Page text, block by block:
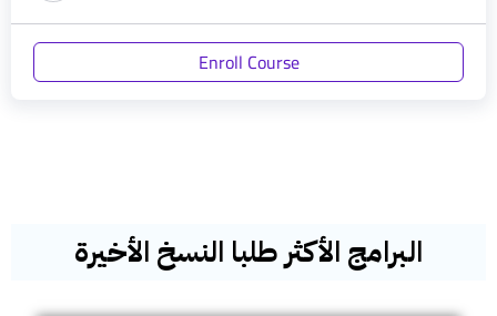
Enroll Course
البرامج الأكثر طلبا النسخ الأخيرة